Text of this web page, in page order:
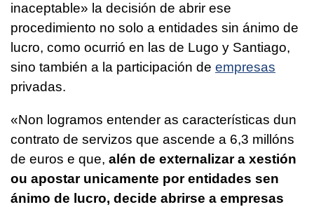
inaceptable» la decisión de abrir ese
procedimiento no solo a entidades sin ánimo de
lucro, como ocurrió en las de Lugo y Santiago,
sino también a la participación de empresas
privadas.
«Non logramos entender as características dun
contrato de servizos que ascende a 6,3 millóns
de euros e que, alén de externalizar a xestión
ou apostar unicamente por entidades sen
ánimo de lucro, decide abrirse a empresas